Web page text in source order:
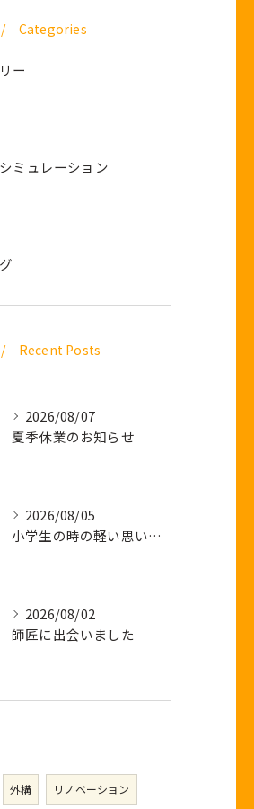
Categories
ー
ミュレーション
Recent Posts
2026/08/07
夏季休業のお知らせ
2026/08/05
小学生の時の軽い思い出話し
2026/08/02
師匠に出会いました
外構 リノベーション